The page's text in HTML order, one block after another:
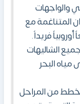
والواجهات
المتناغمة مع
فريداً.
الشاليهات
مياه البحر
من المراحل